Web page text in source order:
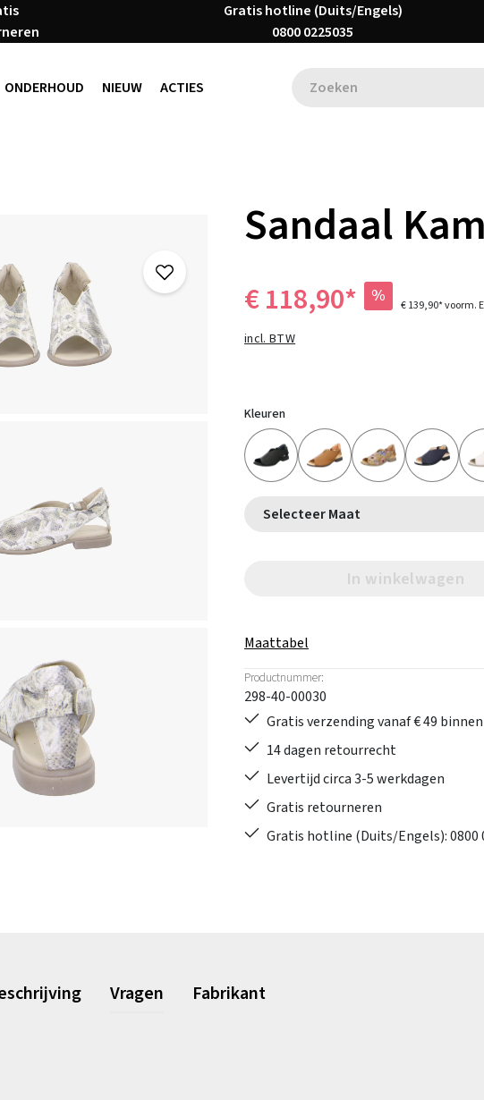
Gratis hotline (Duits/Engels)
0800 0225035
ONDERHOUD NIEUW ACTIES
Sandaal
€ 118,90* % € 139,90*voorm.
incl. BTW
Kleuren
Selecteer Maat
In winkelwagen
Maattabel
Productnummer:
298-40-00030
Gratis verzending vanaf € 49 binnen
14 dagen retourrecht
Levertijd circa 3-5 werkdagen
Gratis retourneren
Gratis hotline (Duits/Engels): 0800
Vragen Fabrikant